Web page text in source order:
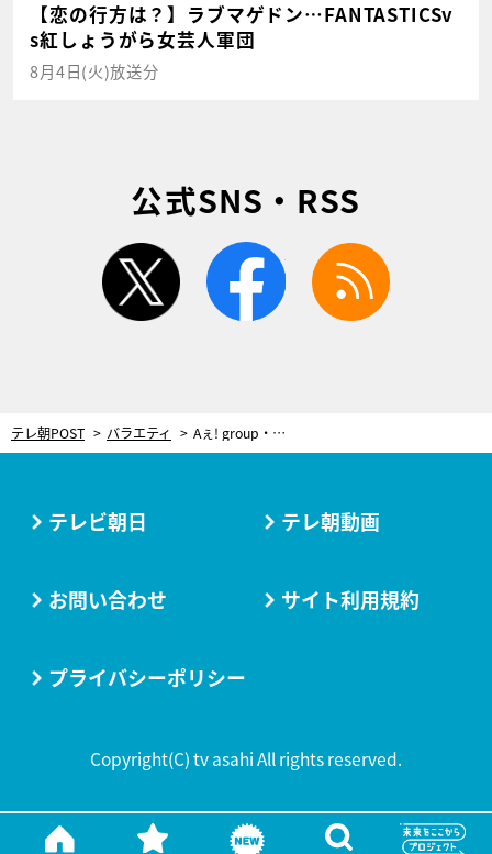
【恋の行方は？】ラブマゲドン…FANTASTICSv
s紅しょうがら女芸人軍団
8月4日(火)放送分
公式SNS・RSS
twitter facebook
テレ朝POST バラエティ Aぇ! group・小島健が4人の旅をプロデュース！自由気ままに岩手旅…キャンプではサプライズも
テレビ朝日 テレ朝動画
お問い合わせ サイト利用規約
プライバシーポリシー
Copyright(C) tv asahi All rights reserved.